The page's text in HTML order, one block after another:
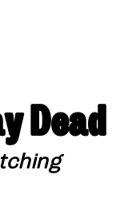
Dead